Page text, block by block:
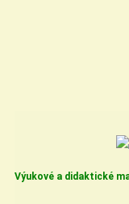
Výukové a didaktické